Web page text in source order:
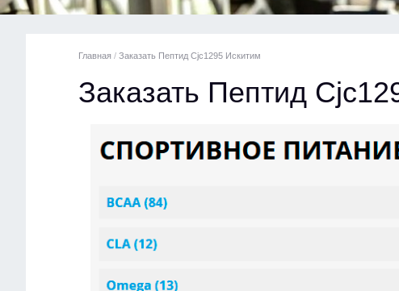
Главная / Заказать Пептид Cjc1295 Искитим
Заказать Пептид